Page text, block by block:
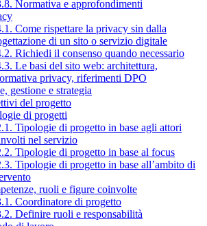
Normativa e approfondimenti
Come rispettare la privacy sin dalla
di un sito o servizio digitale
Richiedi il consenso quando necessario
Le basi del sito web: architettura,
privacy, riferimenti DPO
gestione e strategia
del progetto
di progetti
Tipologie di progetto in base agli attori
nel servizio
Tipologie di progetto in base al focus
Tipologie di progetto in base all’ambito di
ruoli e figure coinvolte
Coordinatore di progetto
Definire ruoli e responsabilità